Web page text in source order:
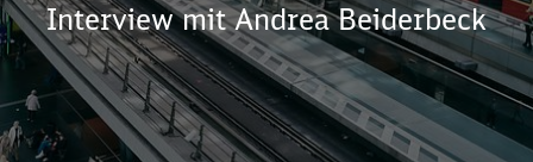
Interview mit Andrea Beiderbeck